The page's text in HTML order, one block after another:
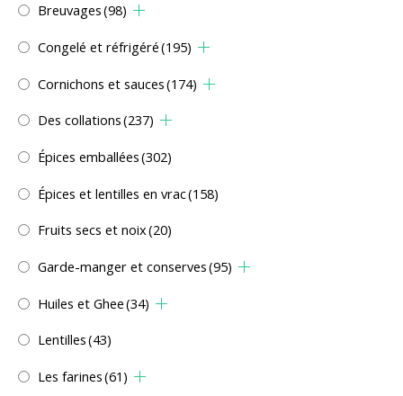
Breuvages(98)
Congelé et réfrigéré(195)
Cornichons et sauces(174)
Des collations(237)
Épices emballées(302)
Épices et lentilles en vrac(158)
Fruits secs et noix(20)
Garde-manger et conserves(95)
Huiles et Ghee(34)
Lentilles(43)
Les farines(61)